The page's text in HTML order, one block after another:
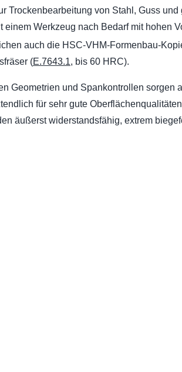
Trockenbearbeitung von Stahl, Guss
Werkzeug nach Bedarf mit
auch die HSC-VHM-Formenbau-
(E.7643.1, bis 60 HRC).
Geometrien und Spankontrollen
für sehr gute
äußerst widerstandsfähig, extrem